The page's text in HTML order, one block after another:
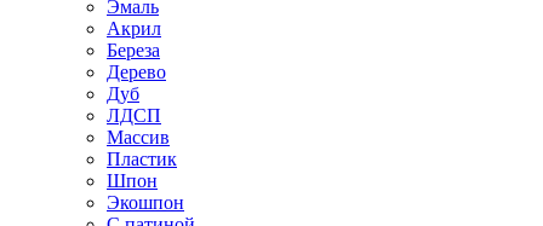
Эмаль
Акрил
Береза
Дерево
Дуб
ЛДСП
Массив
Пластик
Шпон
Экошпон